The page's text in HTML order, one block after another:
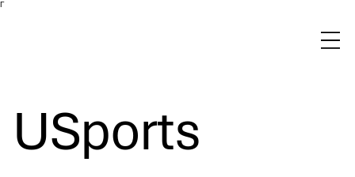
Γ
USports